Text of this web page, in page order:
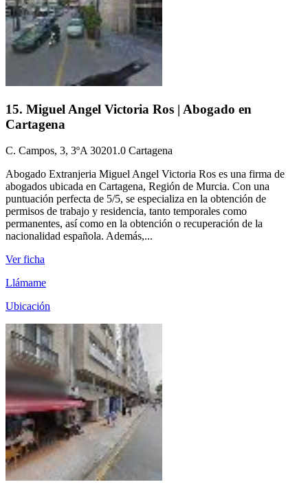
15. Miguel Angel Victoria Ros | Abogado en
Cartagena
C. Campos, 3, 3ºA 30201.0 Cartagena
Abogado Extranjeria Miguel Angel Victoria Ros es una firma de
abogados ubicada en Cartagena, Región de Murcia. Con una
puntuación perfecta de 5/5, se especializa en la obtención de
permisos de trabajo y residencia, tanto temporales como
permanentes, así como en la obtención o recuperación de la
nacionalidad española. Además,...
Ver ficha
Llámame
Ubicación